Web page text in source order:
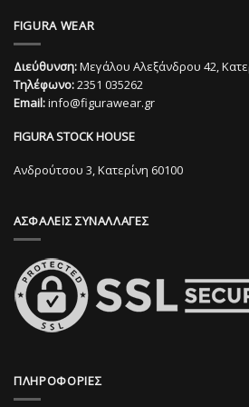
παραλλαγές.
Οι
επιλογές
μπορούν
επιλεγούν
του
FIGURA WEAR
Διεύθυνση:Μεγάλου Αλεξάνδρου 42,
Τηλέφωνο:2351 035262
Email:info@figurawear.gr
FIGURA STOCK HOUSE
Ανδρούτσου 3, Κατερίνη 60100
ΑΣΦΑΛΕΙΣ ΣΥΝΑΛΛΑΓΕΣ
ΠΛΗΡΟΦΟΡΙΕΣ